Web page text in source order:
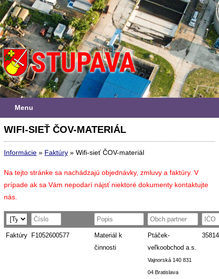
Menu
WIFI-SIEŤ ČOV-MATERIÁL
Informácie » Faktúry » Wifi-sieť ČOV-materiál
Na tejto stránke sa nachádzajú objednávky, zmluvy a faktúry. V
prípade ak sa Vám nepodarí nájsť niektoré dokumenty kontaktujte
nás.
Faktúry F1052600577
Materiál k
činnosti
Ptáček-
veľkoobchod a.s.
Vajnorská 140 831
04 Bratislava